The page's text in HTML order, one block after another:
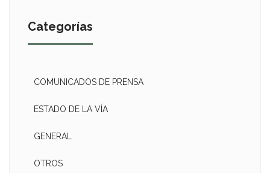
Categorías
COMUNICADOS DE PRENSA
ESTADO DE LA VÍA
GENERAL
OTROS